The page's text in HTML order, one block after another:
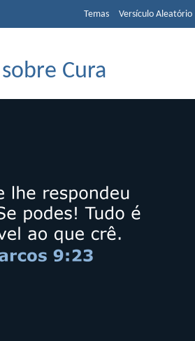
Temas Versículo Aleatório
Cura